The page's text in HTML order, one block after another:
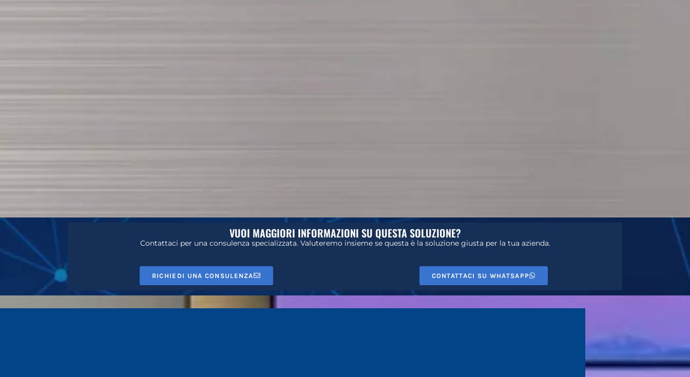
VUOI MAGGIORI INFORMAZIONI SU QUESTA SOLUZIONE?
Contattaci per una consulenza specializzata. Valuteremo insieme se questa è la soluzione giusta per la tua azienda.
RICHIEDI UNA CONSULENZA CONTATTACI SU WHATSAPP